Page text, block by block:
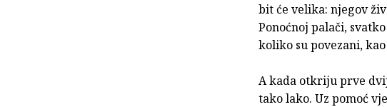
bit će velika: njegov
Ponoćnoj palači,
koliko su povezani,
A kada otkriju prve
tako lako. Uz pomoć